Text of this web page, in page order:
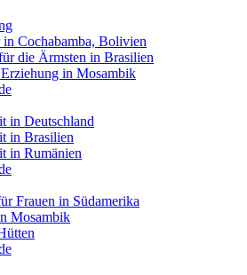
Cochabamba, Bolivien
die Ärmsten in Brasilien
in Mosambik
in Deutschland
in Brasilien
in Rumänien
Frauen in Südamerika
Mosambik